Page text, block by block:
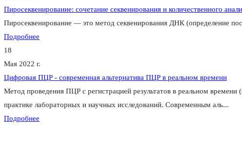
Пиросеквенирование: сочетание секвенирования и количественного
Пиросеквенирование — это метод секвенирования ДНК (определение
Подробнее
18
Мая 2022 г.
Цифровая ПЦР - современная альтернатива ПЦР в реальном времени
Метод проведения ПЦР с регистрацией результатов в реальном
практике лабораторных и научных исследований. Современным аль...
Подробнее